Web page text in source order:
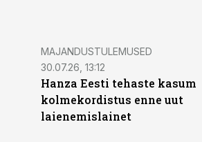
MAJANDUSTULEMUSED
30.07.26, 13:12
Hanza Eesti tehaste kasum
kolmekordistus enne uut
laienemislainet